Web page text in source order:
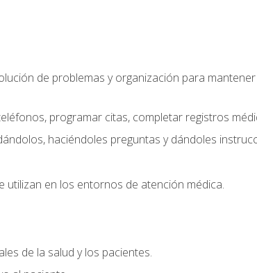
de problemas y organización para
programar citas, completar registros
haciéndoles preguntas y dándoles
utilizan en los entornos de atención médica.
de la salud y los pacientes.